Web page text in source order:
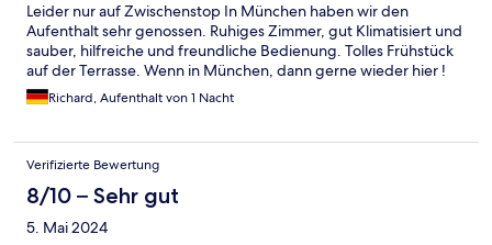
Leider nur auf Zwischenstop In München haben wir den
Aufenthalt sehr genossen. Ruhiges Zimmer, gut Klimatisiert und
sauber, hilfreiche und freundliche Bedienung. Tolles Frühstück
auf der Terrasse. Wenn in München, dann gerne wieder hier !
Richard, Aufenthalt von 1 Nacht
Verifizierte Bewertung
8/10 – Sehr gut
5. Mai 2024